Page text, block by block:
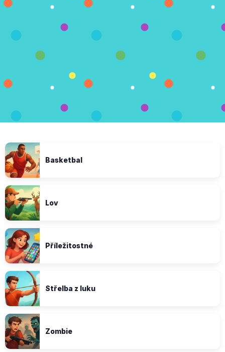
Basketbal
Lov
Příležitostné
Střelba z luku
Zombie